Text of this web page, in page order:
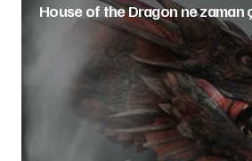
House of the Dragon ne zaman